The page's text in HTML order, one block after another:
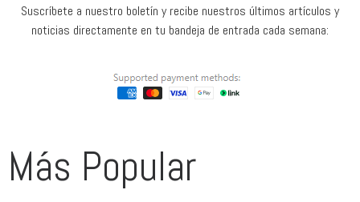
Suscríbete a nuestro boletín y recibe nuestros últimos artículos y
noticias directamente en tu bandeja de entrada cada semana:
Más Popular